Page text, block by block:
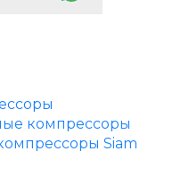
компрессоры
Siam